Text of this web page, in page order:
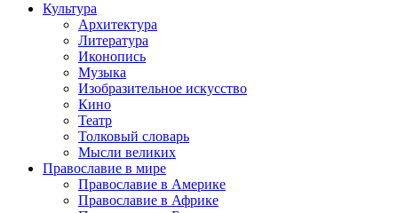
Культура
Архитектура
Литература
Иконопись
Музыка
Изобразительное искусство
Кино
Театр
Толковый словарь
Мысли великих
Православие в мире
Православие в Америке
Православие в Африке